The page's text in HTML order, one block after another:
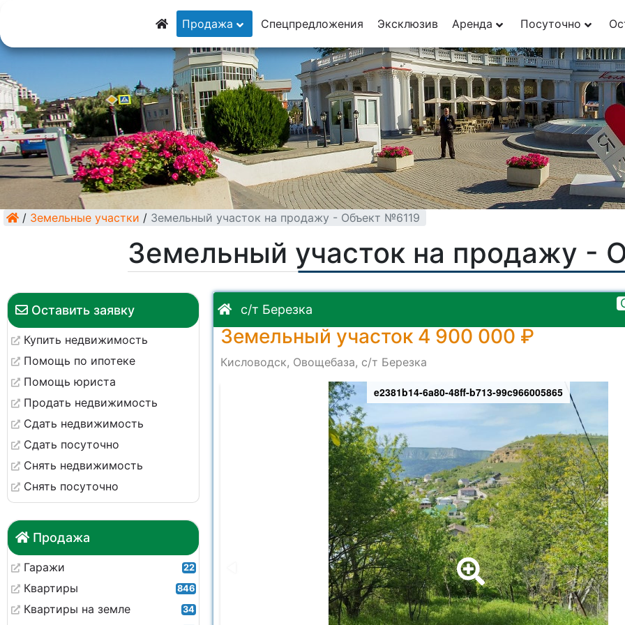
8 (928) 5555-929
8 (928) 3054-111
Продажа Спецпредложения Эксклюзив Аренда Посуточно
/ Земельные участки / Земельный участок на продажу - Объект №6119
Земельный участок на продажу -
Оставить заявку
Купить недвижимость
Помощь по ипотеке
Помощь юриста
Продать недвижимость
Сдать недвижимость
Сдать посуточно
Снять недвижимость
Снять посуточно
Продажа
Гаражи 22
Квартиры 846
Квартиры на земле 34
с/т Березка
Земельный участок 4 900 000 ₽
Кисловодск, Овощебаза, с/т Березка
e2381b14-6a80-48ff-b713-99c966005865